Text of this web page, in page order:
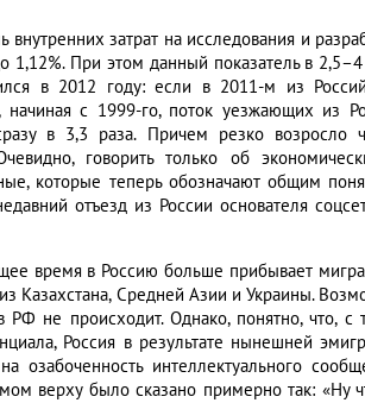
затрат на исследования и
1,12%. При этом данный показатель в
в 2012 году: если в 2011-м из
с 1999-го, поток уезжающих из
в 3,3 раза. Причем резко возросло
говорить только об
которые теперь обозначают общим
отъезд из России основателя
время в Россию больше прибывает
Казахстана, Средней Азии и Украины.
не происходит. Однако, понятно, что, с
Россия в результате нынешней
интеллектуального
верху было сказано примерно так: «Ну